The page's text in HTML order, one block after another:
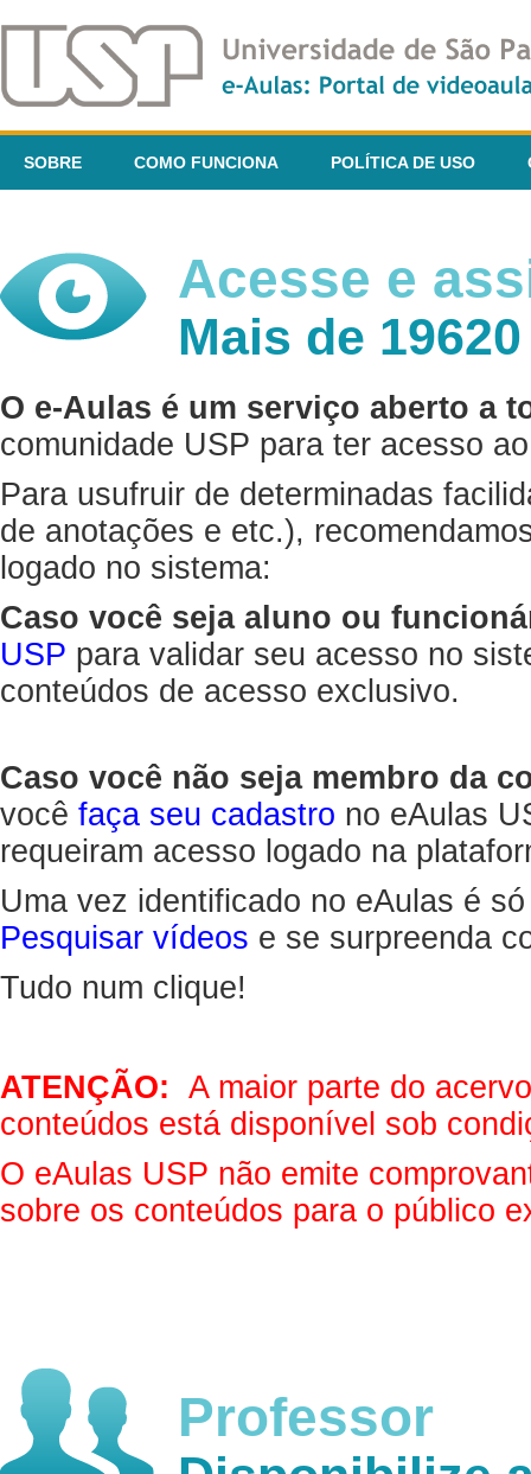
SOBRE COMO FUNCIONA POLÍTICA DE USO
Acesse e
Mais de
O e-Aulas é um serviço aberto a
comunidade USP para ter acesso
Para usufruir de determinadas
de anotações e etc.),
logado no sistema:
Caso você seja aluno ou
USP para validar seu acesso no
conteúdos de acesso exclusivo.
Caso você não seja membro da
você faça seu cadastro no eAulas
requeiram acesso logado na
Uma vez identificado no eAulas é
Pesquisar vídeos e se surpreenda
Tudo num clique!
ATENÇÃO: A maior parte do
conteúdos está disponível sob
O eAulas USP não emite
sobre os conteúdos para o público
Professor